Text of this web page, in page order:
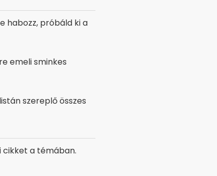
habozz, próbáld ki a
emeli sminkes
szereplő összes
a témában.